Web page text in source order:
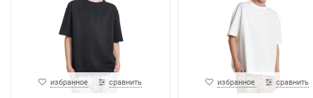
избранное сравнить избранное сравнить